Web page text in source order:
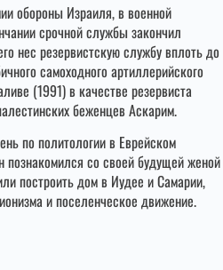
обороны Израиля, в военной
срочной службы закончил
нес резервистскую службу вплоть до
самоходного артиллерийского
(1991) в качестве резервиста
беженцев Аскарим.
по политологии в Еврейском
познакомился со своей будущей женой
построить дом в Иудее и Самарии,
и поселенческое движение.